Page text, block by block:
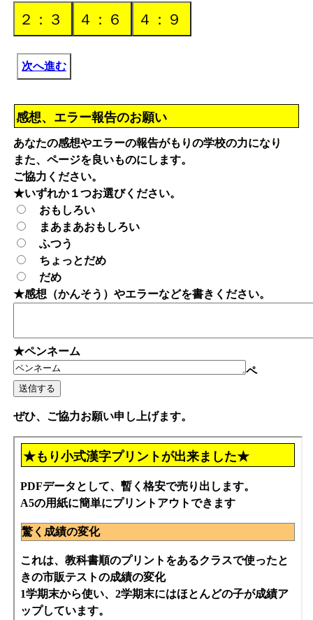
次へ進む
感想、エラー報告のお願い
あなたの感想やエラーの報告がもりの学校の力になり
また、ページを良いものにします。
ご協力ください。
★いずれか１つお選びください。
おもしろい
まあまあおもしろい
ふつう
ちょっとだめ
だめ
★感想（かんそう）やエラーなどを書きください。
★ペンネーム
ペ
ぜひ、ご協力お願い申し上げます。